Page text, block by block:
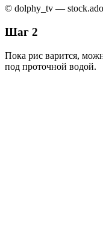
© dolphy_tv —
Шаг 2
Пока рис варится,
под проточной водой.